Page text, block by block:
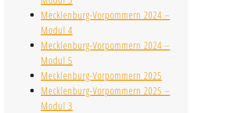
Mecklenburg-Vorpommern 2024 –
Modul 4
Mecklenburg-Vorpommern 2024 –
Modul 5
Mecklenburg-Vorpommern 2025
Mecklenburg-Vorpommern 2025 –
Modul 3